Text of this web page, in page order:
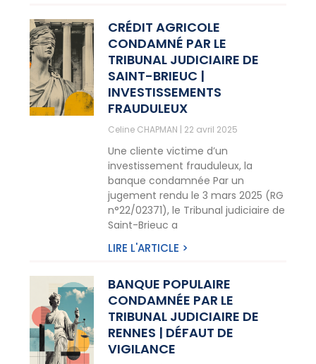
CRÉDIT AGRICOLE
CONDAMNÉ PAR LE
TRIBUNAL JUDICIAIRE DE
SAINT-BRIEUC |
INVESTISSEMENTS
FRAUDULEUX
Celine CHAPMAN 22 avril 2025
Une cliente victime d’un
investissement frauduleux, la
banque condamnée Par un
jugement rendu le 3 mars 2025 (RG
n°22/02371), le Tribunal judiciaire de
Saint-Brieuc a
LIRE L'ARTICLE >
BANQUE POPULAIRE
CONDAMNÉE PAR LE
TRIBUNAL JUDICIAIRE DE
RENNES | DÉFAUT DE
VIGILANCE